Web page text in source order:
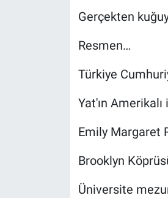
Gerçekten
Resmen…
Türkiye
Yat'ın
Emily Margaret
Brooklyn
Üniversite